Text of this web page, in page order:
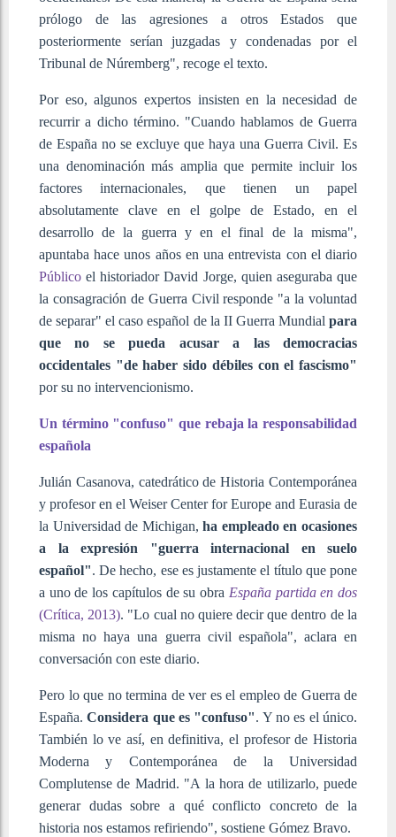
prólogo de las agresiones a otros Estados que
posteriormente serían juzgadas y condenadas por el
Tribunal de Núremberg", recoge el texto.
Por eso, algunos expertos insisten en la necesidad de
recurrir a dicho término. "Cuando hablamos de Guerra
de España no se excluye que haya una Guerra Civil. Es
una denominación más amplia que permite incluir los
factores internacionales, que tienen un papel
absolutamente clave en el golpe de Estado, en el
desarrollo de la guerra y en el final de la misma",
apuntaba hace unos años en una entrevista con el diario
Público el historiador David Jorge, quien aseguraba que
la consagración de Guerra Civil responde "a la voluntad
de separar" el caso español de la II Guerra Mundial para
que no se pueda acusar a las democracias
occidentales "de haber sido débiles con el fascismo"
por su no intervencionismo.
Un término "confuso" que rebaja la responsabilidad
española
Julián Casanova, catedrático de Historia Contemporánea
y profesor en el Weiser Center for Europe and Eurasia de
la Universidad de Michigan,ha empleado en ocasiones
a la expresión "guerra internacional en suelo
español". De hecho, ese es justamente el título que pone
a uno de los capítulos de su obra España partida en dos
(Crítica, 2013). "Lo cual no quiere decir que dentro de la
misma no haya una guerra civil española", aclara en
conversación con este diario.
Pero lo que no termina de ver es el empleo de Guerra de
España.Considera que es "confuso". Y no es el único.
También lo ve así, en definitiva, el profesor de Historia
Moderna y Contemporánea de la Universidad
Complutense de Madrid. "A la hora de utilizarlo, puede
generar dudas sobre a qué conflicto concreto de la
historia nos estamos refiriendo", sostiene Gómez Bravo.